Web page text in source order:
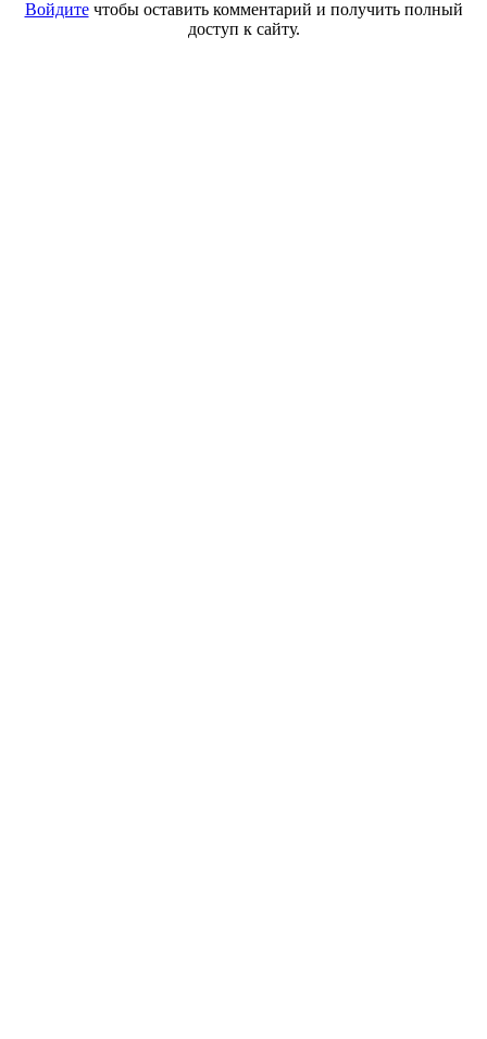
Войдитечтобы оставить комментарий и получить полный
доступ к сайту.